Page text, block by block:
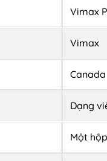
Vimax
Vimax
Canada
Dạng
Một